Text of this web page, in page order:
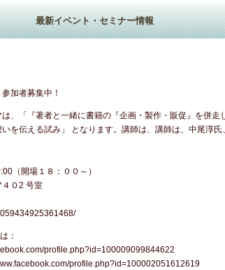
最新イベント・セミナー情報
加者募集中！
、「『著者と一緒に書籍の『企画・製作・販促』を併走
を伝える試み」 となります。講師は、講師は、中尾淳
（開場１８：００～）
４０2 号室
は：
profile.php?id=100009099844622
profile.php?id=100002051612619